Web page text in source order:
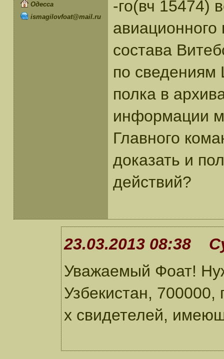
Одесса
ismagilovfoat@mail.ru
-го(вч 15474)
состава
по
полка в
информации
Главного
доказать и
действий?
23.03.2013 08:38
Уважаемый Фоат!
Узбекистан, 700000,
х свидетелей,